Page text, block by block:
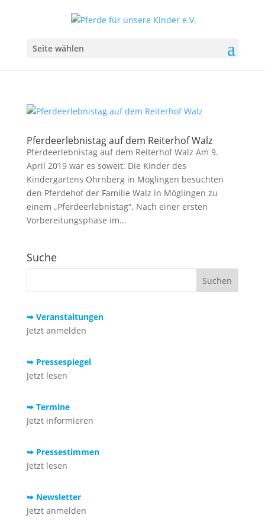
Seite wählen
Pferdeerlebnistag auf dem Reiterhof Walz
Pferdeerlebnistag auf dem Reiterhof Walz Am 9.
April 2019 war es soweit: Die Kinder des
Kindergartens Ohrnberg in Möglingen besuchten
den Pferdehof der Familie Walz in Möglingen zu
einem „Pferdeerlebnistag“. Nach einer ersten
Vorbereitungsphase im...
Suche
➥ Veranstaltungen
Jetzt anmelden
➥ Pressespiegel
Jetzt lesen
➥ Termine
Jetzt informieren
➥ Pressestimmen
Jetzt lesen
➥ Newsletter
Jetzt anmelden